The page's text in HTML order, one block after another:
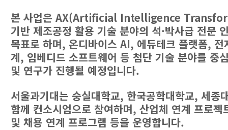
본 사업은 AX(Artificial Intelligence
기반 제조공정 활용 기술 분야의 석·박사급 전문
목표로 하며, 온디바이스 AI, 에듀테크 플랫폼, 전
계, 임베디드 소프트웨어 등 첨단 기술 분야를 중
및 연구가 진행될 예정입니다.
서울과기대는 숭실대학교, 한국공학대학교, 세종
함께 컨소시엄으로 참여하며, 산업체 연계 프로젝
및 채용 연계 프로그램 등을 운영합니다.